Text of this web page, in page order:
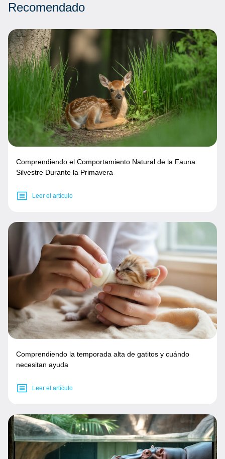
Recomendado
Comprendiendo el Comportamiento Natural de la Fauna
Silvestre Durante la Primavera
Leer el artículo
Comprendiendo la temporada alta de gatitos y cuándo
necesitan ayuda
Leer el artículo